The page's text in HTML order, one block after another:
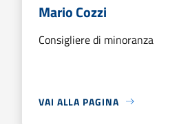
Mario Cozzi
Consigliere di minoranza
VAI ALLA PAGINA